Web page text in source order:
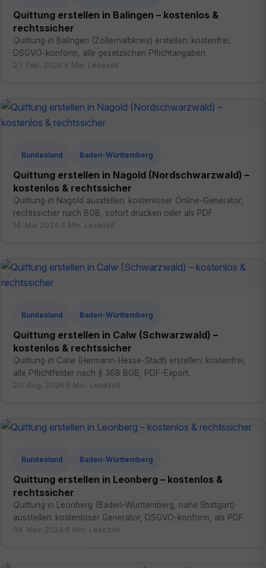
Quittung erstellen in Balingen – kostenlos &
rechtssicher
Quittung in Balingen (Zollernalbkreis) erstellen: kostenfrei,
DSGVO-konform, alle gesetzlichen Pflichtangaben.
27. Feb. 2024 6 Min. Lesezeit
Bundesland Baden-Württemberg
Quittung erstellen in Nagold (Nordschwarzwald) –
kostenlos & rechtssicher
Quittung in Nagold ausstellen: kostenloser Online-Generator,
rechtssicher nach BGB, sofort drucken oder als PDF.
14. Mai 2024 6 Min. Lesezeit
Bundesland Baden-Württemberg
Quittung erstellen in Calw (Schwarzwald) –
kostenlos & rechtssicher
Quittung in Calw (Hermann-Hesse-Stadt) erstellen: kostenfrei,
alle Pflichtfelder nach § 368 BGB, PDF-Export.
20. Aug. 2024 6 Min. Lesezeit
Bundesland Baden-Württemberg
Quittung erstellen in Leonberg – kostenlos &
rechtssicher
Quittung in Leonberg (Baden-Württemberg, nahe Stuttgart)
ausstellen: kostenloser Generator, DSGVO-konform, als PDF.
04. Nov. 2024 6 Min. Lesezeit